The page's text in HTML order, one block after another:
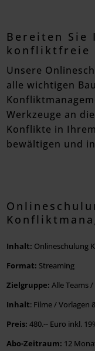
Bereiten Sie
konfliktfreie
Unsere
alle wichtigen
Werkzeuge an
Konflikte in
bewältigen und
Inhalt: Onlineschulung
Format: Streaming
Zielgruppe: Alle Teams
Inhalt: Filme / Vorlagen
Preis: 480.-- Euro inkl.
Abo-Zeitraum: 12